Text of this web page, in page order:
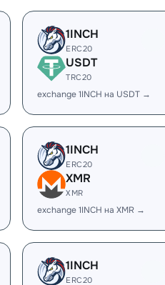
1INCH
ERC20
USDT
TRC20
exchange 1INCH на USDT →
1INCH
ERC20
XMR
XMR
exchange 1INCH на XMR →
1INCH
ERC20